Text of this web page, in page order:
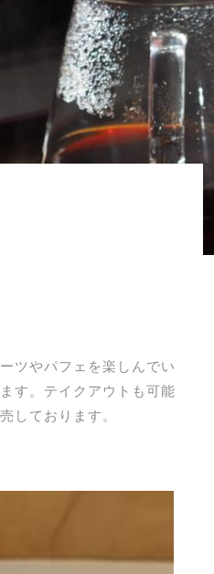
ツやパフェを楽しんでい
す。テイクアウトも可能
しております。